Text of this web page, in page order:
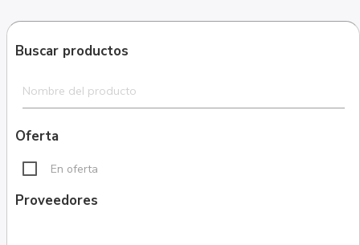
Buscar productos
Oferta
En oferta
Proveedores